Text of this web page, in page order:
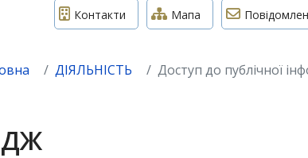
Контакти Мапа
ДІЯЛЬНІСТЬ Доступ до публічної